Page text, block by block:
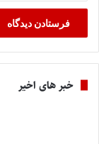
خبر های اخیر